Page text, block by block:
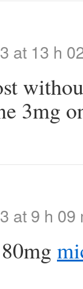
at 13 h
3mg
at 9 h 09